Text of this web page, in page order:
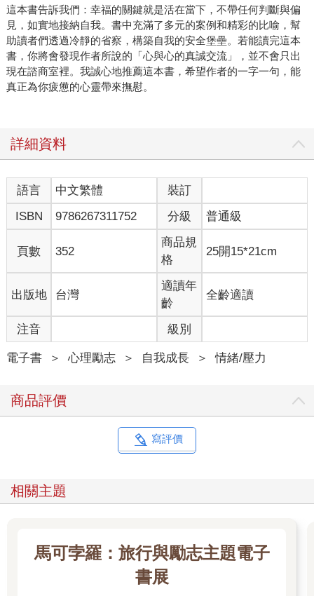
這本書告訴我們：幸福的關鍵就是活在當下，不帶任何判斷與偏
見，如實地接納自我。書中充滿了多元的案例和精彩的比喻，幫
助讀者們透過冷靜的省察，構築自我的安全堡壘。若能讀完這本
書，你將會發現作者所說的「心與心的真誠交流」，並不會只出
現在諮商室裡。我誠心地推薦這本書，希望作者的一字一句，能
真正為你疲憊的心靈帶來撫慰。
詳細資料
語言 中文繁體
裝訂
ISBN
9786267311752 分級 普通級
頁數 352
商品規
格
25開15*21cm
出版地 台灣
適讀年
齡
全齡適讀
注音 級別
電子書 ＞ 心理勵志 ＞ 自我成長 ＞ 情緒/壓力
商品評價
寫評價
相關主題
馬可孛羅：旅行與勵志主題電子
書展